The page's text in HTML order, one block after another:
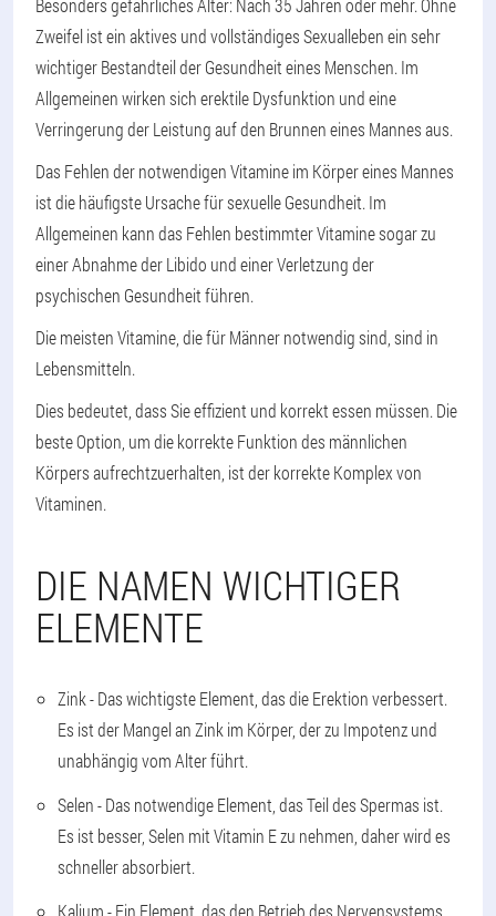
Besonders gefährliches Alter: Nach 35 Jahren oder mehr. Ohne
Zweifel ist ein aktives und vollständiges Sexualleben ein sehr
wichtiger Bestandteil der Gesundheit eines Menschen. Im
Allgemeinen wirken sich erektile Dysfunktion und eine
Verringerung der Leistung auf den Brunnen eines Mannes aus.
Das Fehlen der notwendigen Vitamine im Körper eines Mannes
ist die häufigste Ursache für sexuelle Gesundheit. Im
Allgemeinen kann das Fehlen bestimmter Vitamine sogar zu
einer Abnahme der Libido und einer Verletzung der
psychischen Gesundheit führen.
Die meisten Vitamine, die für Männer notwendig sind, sind in
Lebensmitteln.
Dies bedeutet, dass Sie effizient und korrekt essen müssen. Die
beste Option, um die korrekte Funktion des männlichen
Körpers aufrechtzuerhalten, ist der korrekte Komplex von
Vitaminen.
DIE NAMEN WICHTIGER
ELEMENTE
Zink- Das wichtigste Element, das die Erektion verbessert.
Es ist der Mangel an Zink im Körper, der zu Impotenz und
unabhängig vom Alter führt.
Selen- Das notwendige Element, das Teil des Spermas ist.
Es ist besser, Selen mit Vitamin E zu nehmen, daher wird es
schneller absorbiert.
Kalium- Ein Element, das den Betrieb des Nervensystems